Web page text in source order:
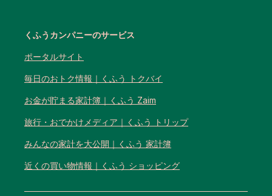
くふうカンパニーのサービス
ポータルサイト
毎日のおトク情報｜くふう トクバイ
お金が貯まる家計簿｜くふう Zaim
旅行・おでかけメディア｜くふう トリップ
みんなの家計を大公開｜くふう 家計簿
近くの買い物情報｜くふう ショッピング